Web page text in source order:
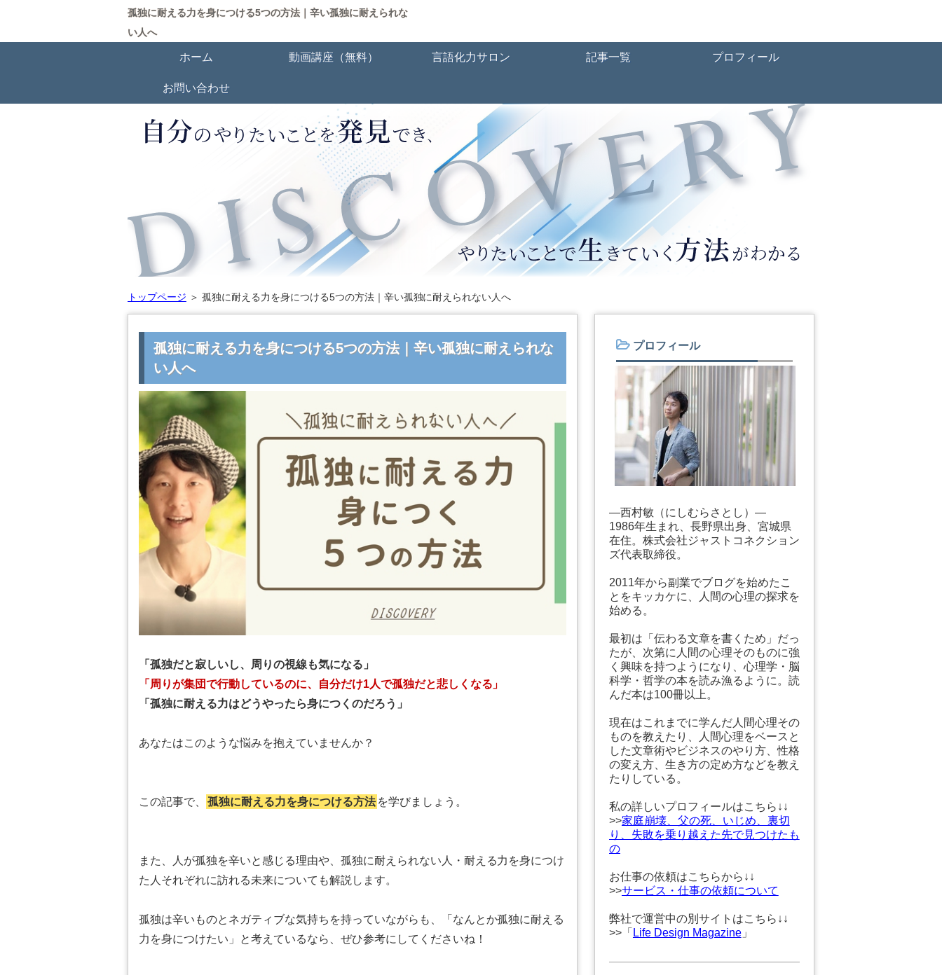
孤独に耐える力を身につける5つの方法｜辛い孤独に耐えられな
い人へ
ホーム 動画講座（無料） 言語化力サロン 記事一覧 プロフィール
お問い合わせ
トップページ ＞ 孤独に耐える力を身につける5つの方法｜辛い孤独に耐えられない人へ
孤独に耐える力を身につける5つの方法｜辛い孤独に耐えられな
い人へ
「孤独だと寂しいし、周りの視線も気になる」
「周りが集団で行動しているのに、自分だけ1人で孤独だと悲しくなる」
「孤独に耐える力はどうやったら身につくのだろう」
あなたはこのような悩みを抱えていませんか？
この記事で、 孤独に耐える力を身につける方法 を学びましょう。
また、人が孤独を辛いと感じる理由や、孤独に耐えられない人・耐える力を身につけ
た人それぞれに訪れる未来についても解説します。
孤独は辛いものとネガティブな気持ちを持っていながらも、「なんとか孤独に耐える
力を身につけたい」と考えているなら、ぜひ参考にしてくださいね！
プロフィール
―西村敏（にしむらさとし）―
1986年生まれ、長野県出身、宮城県
在住。株式会社ジャストコネクション
ズ代表取締役。
2011年から副業でブログを始めたこ
とをキッカケに、人間の心理の探求を
始める。
最初は「伝わる文章を書くため」だっ
たが、次第に人間の心理そのものに強
く興味を持つようになり、心理学・脳
科学・哲学の本を読み漁るように。読
んだ本は100冊以上。
現在はこれまでに学んだ人間心理その
ものを教えたり、人間心理をベースと
した文章術やビジネスのやり方、性格
の変え方、生き方の定め方などを教え
たりしている。
私の詳しいプロフィールはこちら↓↓
>>家庭崩壊、父の死、いじめ、裏切
り、失敗を乗り越えた先で見つけたも
の
お仕事の依頼はこちらから↓↓
>>サービス・仕事の依頼について
弊社で運営中の別サイトはこちら↓↓
>>「 Life Design Magazine」